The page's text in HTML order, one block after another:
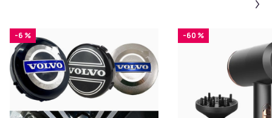
-6 % -60 %